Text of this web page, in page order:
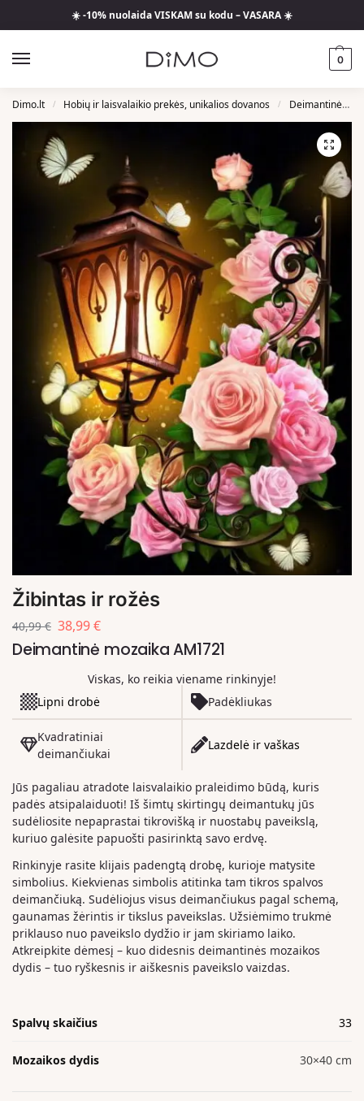
☀️ -10% nuolaida VISKAM su kodu – VASARA ☀️
0
Dimo.lt / Hobių ir laisvalaikio prekės, unikalios dovanos / Deimantinės Mozaikos
Žibintas ir rožės
40,99€ 38,99€
Deimantinė mozaika AM1721
Viskas, ko reikia viename rinkinyje!
Lipni drobė
Padėkliukas
Kvadratiniai
deimančiukai
Lazdelė ir vaškas
Jūs pagaliau atradote laisvalaikio praleidimo būdą, kuris
padės atsipalaiduoti! Iš šimtų skirtingų deimantukų jūs
sudėliosite nepaprastai tikrovišką ir nuostabų paveikslą,
kuriuo galėsite papuošti pasirinktą savo erdvę.
Rinkinyje rasite klijais padengtą drobę, kurioje matysite
simbolius. Kiekvienas simbolis atitinka tam tikros spalvos
deimančiuką. Sudėliojus visus deimančiukus pagal schemą,
gaunamas žėrintis ir tikslus paveikslas. Užsiėmimo trukmė
priklauso nuo paveikslo dydžio ir jam skiriamo laiko.
Atkreipkite dėmesį – kuo didesnis deimantinės mozaikos
dydis – tuo ryškesnis ir aiškesnis paveikslo vaizdas.
Spalvų skaičius 33
Mozaikos dydis 30×40 cm